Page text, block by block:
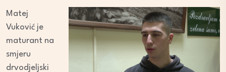
Matej
Vuković je
maturant na
smjeru
drvodjeljski